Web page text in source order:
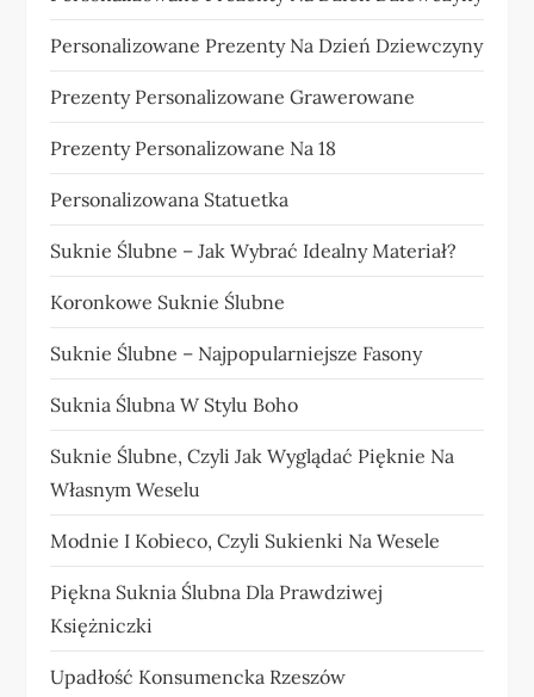
Personalizowane Prezenty Na Dzień Dziewczyny
Prezenty Personalizowane Grawerowane
Prezenty Personalizowane Na 18
Personalizowana Statuetka
Suknie Ślubne – Jak Wybrać Idealny Materiał?
Koronkowe Suknie Ślubne
Suknie Ślubne – Najpopularniejsze Fasony
Suknia Ślubna W Stylu Boho
Suknie Ślubne, Czyli Jak Wyglądać Pięknie Na
Własnym Weselu
Modnie I Kobieco, Czyli Sukienki Na Wesele
Piękna Suknia Ślubna Dla Prawdziwej
Księżniczki
Upadłość Konsumencka Rzeszów